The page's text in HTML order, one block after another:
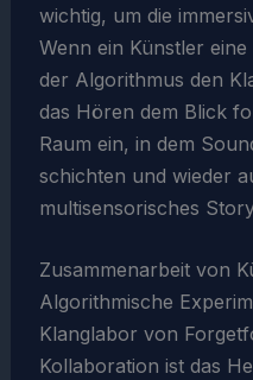
wichtig, um die
Wenn ein Künstler
der Algorithmus den
das Hören dem Blick
Raum ein, in dem
schichten und wieder
multisensorisches
Zusammenarbeit von
Algorithmische
Klanglabor von
Kollaboration ist das